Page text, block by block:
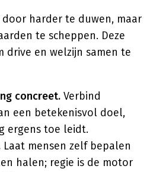
harder te duwen, maar
te scheppen. Deze
drive en welzijn samen te
concreet. Verbind
een betekenisvol doel,
ergens toe leidt.
Laat mensen zelf bepalen
halen; regie is de motor